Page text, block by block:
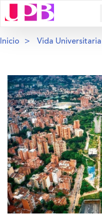
Inicio Vida Universitaria